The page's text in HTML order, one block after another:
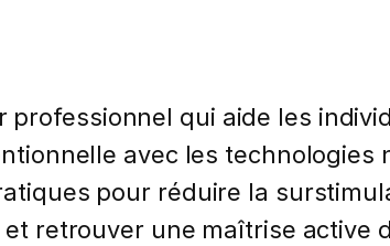
professionnel qui aide les
avec les
pour réduire la
retrouver une maîtrise active